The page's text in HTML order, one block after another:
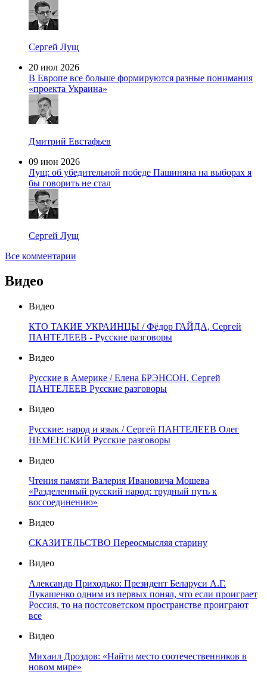
Сергей Лущ
20 июл 2026
В Европе все больше формируются разные понимания
«проекта Украина»
Дмитрий Евстафьев
09 июн 2026
Лущ: об убедительной победе Пашиняна на выборах я
бы говорить не стал
Сергей Лущ
Все комментарии
Видео
Видео
КТО ТАКИЕ УКРАИНЦЫ / Фёдор ГАЙДА, Сергей
ПАНТЕЛЕЕВ - Русские разговоры
Видео
Русские в Америке / Елена БРЭНСОН, Сергей
ПАНТЕЛЕЕВ Русские разговоры
Видео
Русские: народ и язык / Сергей ПАНТЕЛЕЕВ Олег
НЕМЕНСКИЙ Русские разговоры
Видео
Чтения памяти Валерия Ивановича Мошева
«Разделенный русский народ: трудный путь к
воссоединению»
Видео
СКАЗИТЕЛЬСТВО Переосмысляя старину
Видео
Александр Приходько: Президент Беларуси А.Г.
Лукашенко одним из первых понял, что если проиграет
Россия, то на постсоветском пространстве проиграют
все
Видео
Михаил Дроздов: «Найти место соотечественников в
новом мире»